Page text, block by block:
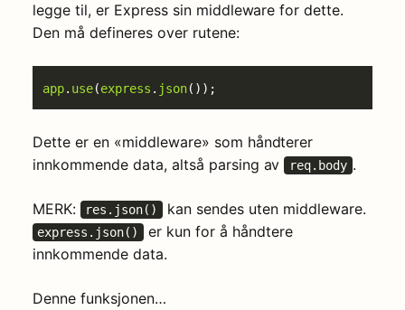
legge til, er Express sin middleware for dette.
Den må defineres over rutene:
app. use(express . json
Dette er en «middleware» som håndterer
innkommende data, altså parsing av req.body .
MERK: res.json() kan sendes uten middleware.
express.json() er kun for å håndtere
innkommende data.
Denne funksjonen…